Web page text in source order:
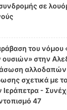
σε
του νόμου
στην
σχετικά με
-
47